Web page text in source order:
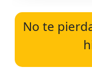
No te